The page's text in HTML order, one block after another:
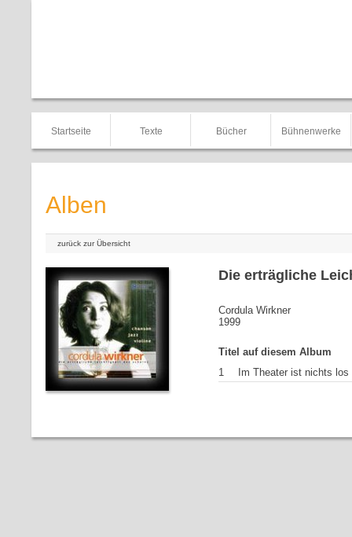
Startseite Texte Bücher Bühnenwerke
Alben
zurück zur Übersicht
Die erträgliche
Cordula Wirkner
1999
Titel auf diesem Album
1
Im Theater ist nichts los